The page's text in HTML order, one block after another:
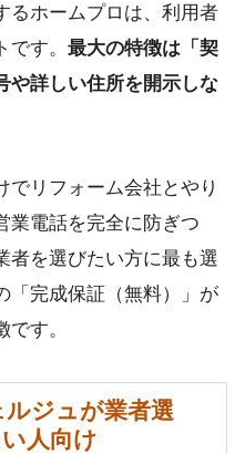
るホームプロは、利用者
す。 最大の特徴は「契
や詳しい住所を開示しな
でリフォーム会社とやり
業電話を完全に防ぎつ
者を選びたい方に最も選
「完成保証（無料）」が
す。
ジュが業者選
人向け